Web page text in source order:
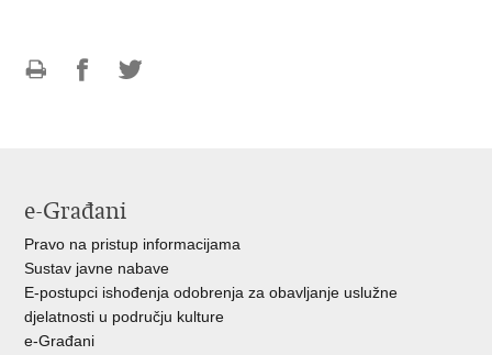
e-Građani
Pravo na pristup informacijama
Sustav javne nabave
E-postupci ishođenja odobrenja za obavljanje uslužne
djelatnosti u području kulture
e-Građani